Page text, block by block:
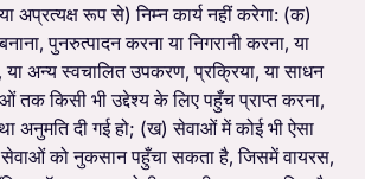
अप्रत्यक्ष रूप से) निम्न कार्य नहीं करेगा: (क)
पुनरुत्पादन करना या निगरानी करना, या
या अन्य स्वचालित उपकरण, प्रक्रिया, या साधन
तक किसी भी उद्देश्य के लिए पहुँच प्राप्त करना,
अनुमति दी गई हो; (ख) सेवाओं में कोई भी ऐसा
को नुकसान पहुँचा सकता है, जिसमें वायरस,